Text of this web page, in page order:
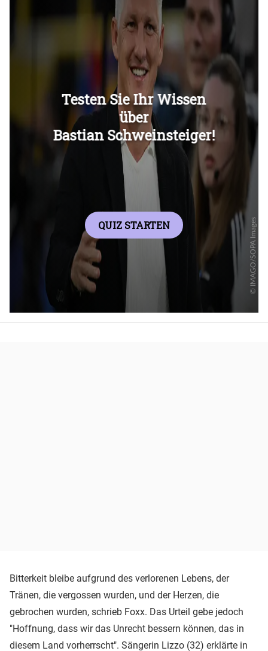
Bitterkeit bleibe aufgrund des verlorenen Lebens, der
Tränen, die vergossen wurden, und der Herzen, die
gebrochen wurden, schrieb Foxx. Das Urteil gebe jedoch
"Hoffnung, dass wir das Unrecht bessern können, das in
diesem Land vorherrscht". Sängerin Lizzo (32) erklärte in